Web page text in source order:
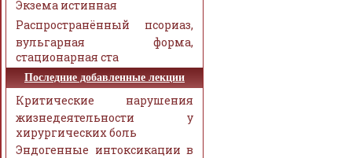
Экзема истинная
Распространённый псориаз,
вульгарная форма,
стационарная ста
Последние добавленные лекции
Критические нарушения
жизнедеятельности у
хирургических боль
Эндогенные интоксикации в